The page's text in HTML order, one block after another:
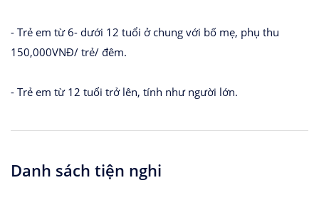
- Trẻ em từ 6- dưới 12 tuổi ở chung với bố mẹ, phụ thu
150,000VNĐ/ trẻ/ đêm.
Danh sách tiện nghi